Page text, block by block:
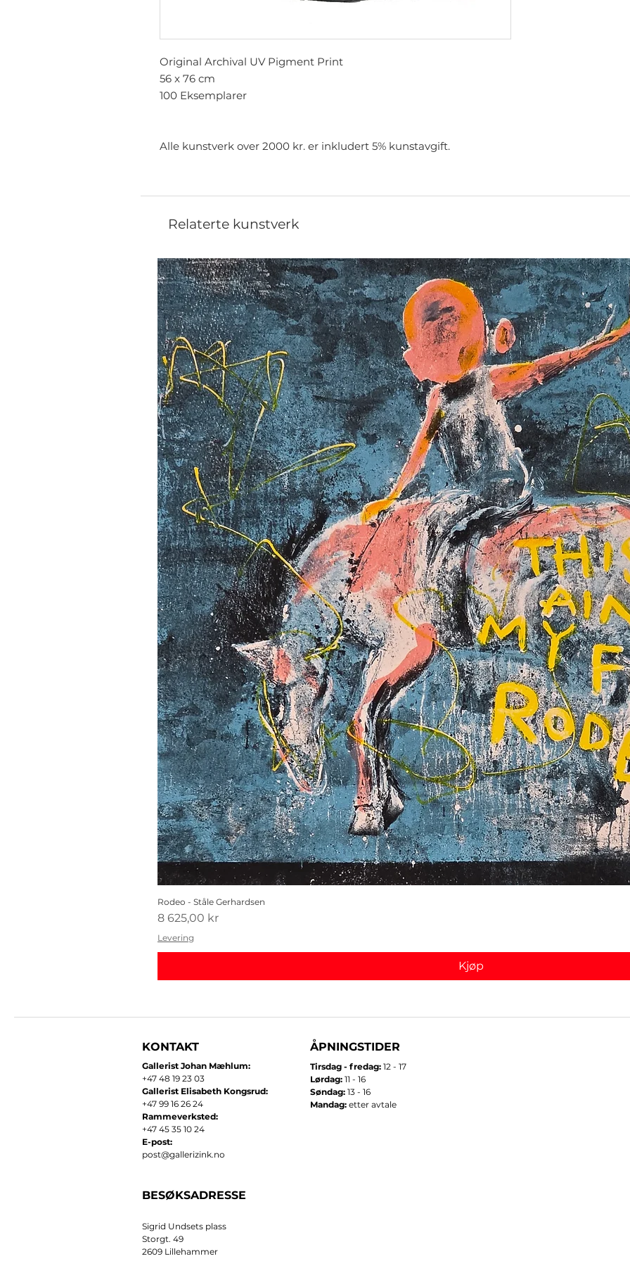
Original Archival UV Pigment Print
56 x 76 cm
100 Eksemplarer
Alle kunstverk over 2000 kr. er inkludert 5% kunstavgift.
Relaterte kunstverk
Rodeo - Ståle Gerhardsen
Pris
8 625,00 kr
Levering
Kjøp
KONTAKT
Gallerist Johan Mæhlum:
+47 48 19 23 03
Gallerist Elisabeth Kongsrud:
+47 99 16 26 24
Rammeverksted:
+47 45 35 10 24
E-post:
post@gallerizink.no
ÅPNINGSTIDER
Tirsdag - fredag: 12 - 17
Lørdag: 11 - 16
Søndag: 13 - 16
​Mandag: etter avtale
BESØKSADRESSE
Sigrid Undsets plass
Storgt. 49
2609 Lillehammer